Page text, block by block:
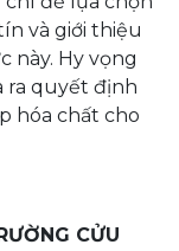
và giới thiệu
này. Hy vọng
ra quyết định
hóa chất cho
CỬU